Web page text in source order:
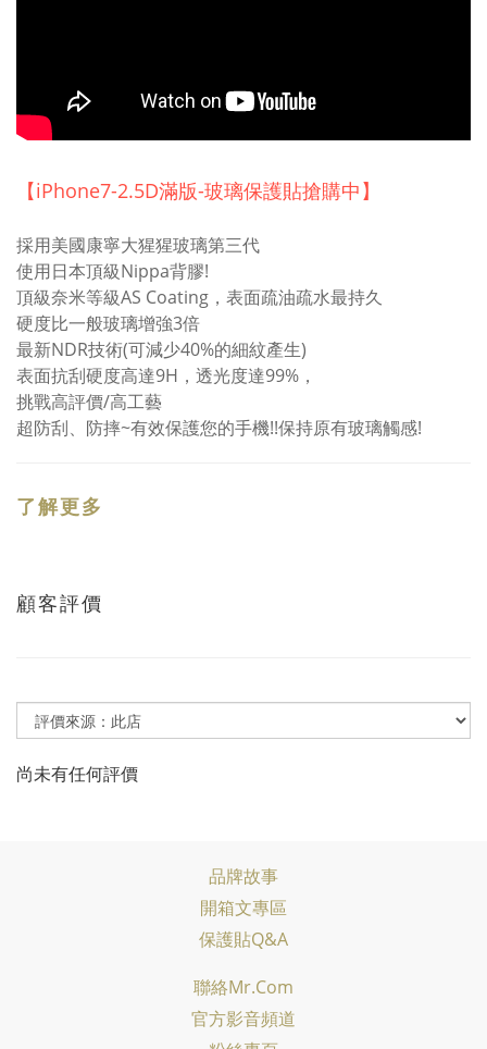
【iPhone7-2.5D滿版-玻璃保護貼搶購中】
採用美國康寧大猩猩玻璃第三代
使用日本頂級Nippa背膠!
頂級奈米等級AS Coating，表面疏油疏水最持久
硬度比一般玻璃增強3倍
最新NDR技術(可減少40%的細紋產生)
表面抗刮硬度高達9H，透光度達99%，
挑戰高評價/高工藝
超防刮、防摔~有效保護您的手機!!保持原有玻璃觸感!
了解更多
顧客評價
尚未有任何評價
品牌故事
開箱文專區
保護貼Q&A
聯絡Mr.com
官方影音頻道